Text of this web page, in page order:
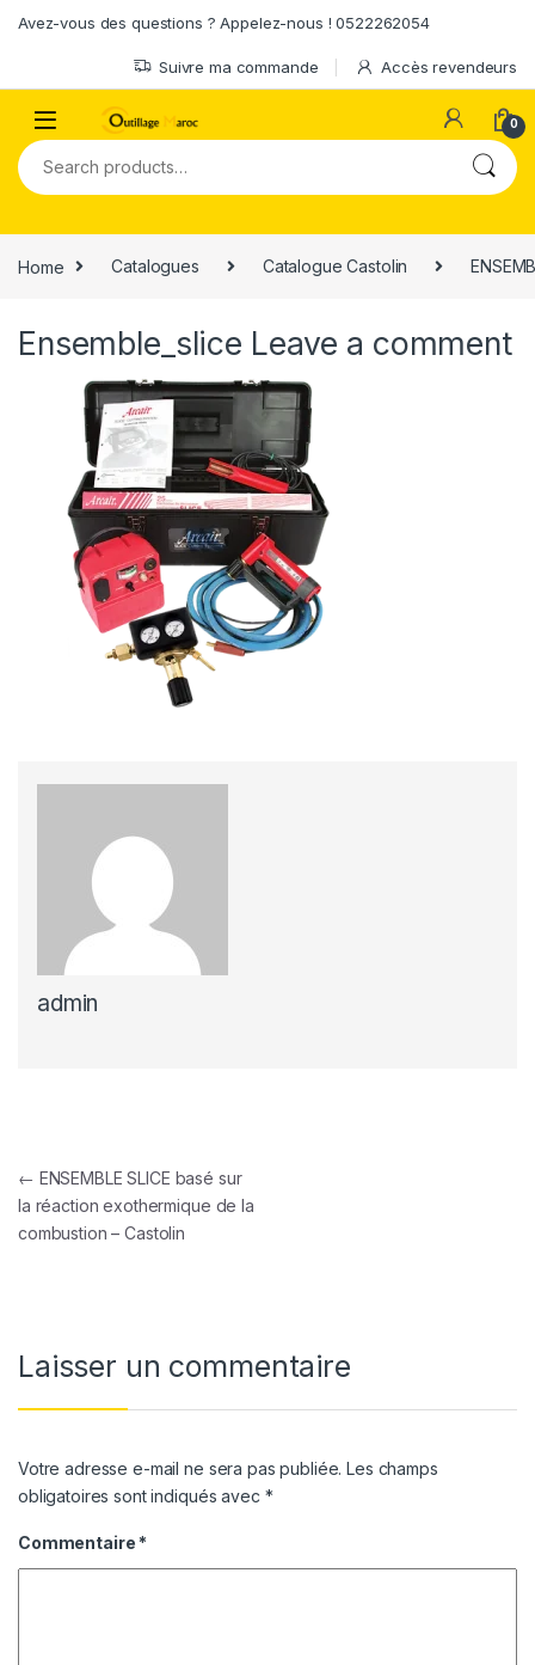
Avez-vous des questions ? Appelez-nous ! 0522262054
Suivre ma commande Accès revendeurs
0
Search for:
Home Catalogues Catalogue Castolin
Ensemble_slice Leave a comment
admin
Navigation de l’article
← ENSEMBLE SLICE basé sur
la réaction exothermique de la
combustion – Castolin
Laisser un commentaire
Votre adresse e-mail ne sera pas publiée. Les champs
obligatoires sont indiqués avec *
Commentaire *